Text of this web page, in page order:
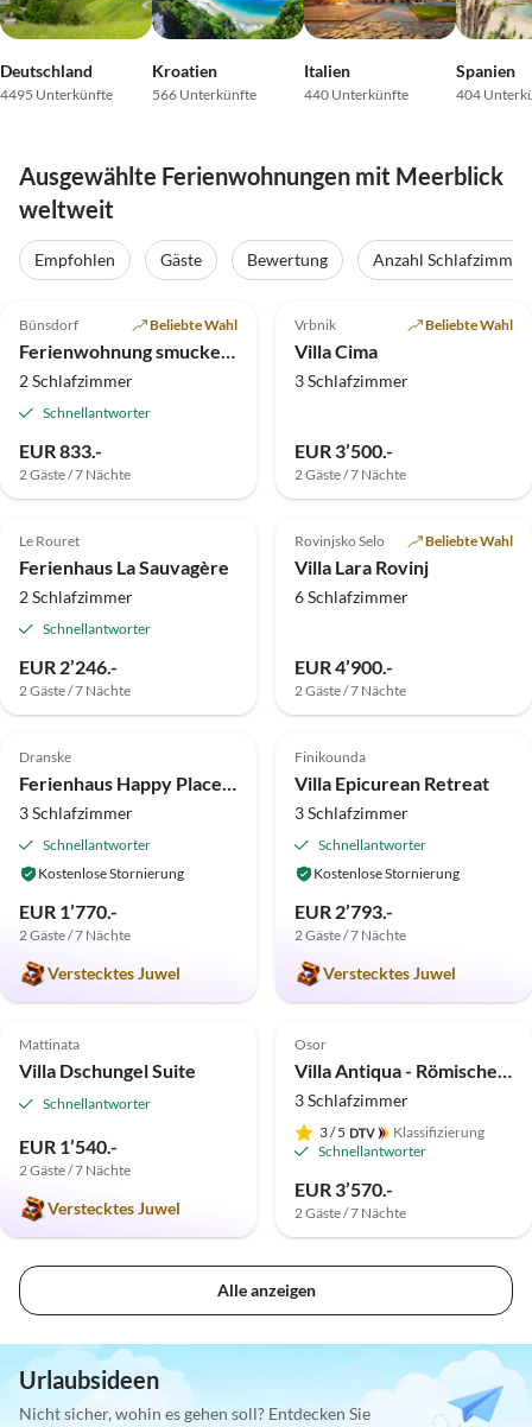
Deutschland
4495 Unterkünfte
Kroatien
566 Unterkünfte
Italien
440 Unterkünfte
Spanien
404
Ausgewählte Ferienwohnungen mit Meerblick
weltweit
Empfohlen Gäste Bewertung Anzahl Schlafzimmer
Top-Inserat
Bünsdorf Beliebte Wahl
Ferienwohnung smuckes to Huus
2 Schlafzimmer
Schnellantworter
EUR 833.-
2 Gäste / 7 Nächte
Top-Inserat
Vrbnik Beliebte Wahl
Villa Cima
3 Schlafzimmer
EUR 3’500.-
2 Gäste / 7 Nächte
Top-Inserat
5.0 (8)
Le Rouret
Ferienhaus La Sauvagère
2 Schlafzimmer
Schnellantworter
EUR 2’246.-
2 Gäste / 7 Nächte
Top-Inserat
5.0 (6)
Rovinjsko Selo Beliebte Wahl
Villa Lara Rovinj
6 Schlafzimmer
EUR 4’900.-
2 Gäste / 7 Nächte
Top-Inserat
4.9 (5)
Dranske
Ferienhaus Happy Place Rügen
3 Schlafzimmer
Schnellantworter
Kostenlose Stornierung
EUR 1’770.-
2 Gäste / 7 Nächte
Verstecktes Juwel
Top-Inserat
5.0 (4)
Finikounda
Villa Epicurean Retreat
3 Schlafzimmer
Schnellantworter
Kostenlose Stornierung
EUR 2’793.-
2 Gäste / 7 Nächte
Verstecktes Juwel
Top-Inserat
5.0 (1)
Mattinata
Villa Dschungel Suite
Schnellantworter
EUR 1’540.-
2 Gäste / 7 Nächte
Verstecktes Juwel
Top-Inserat
Osor
Villa Antiqua - Römisches & Venezianisches Erbe
3 Schlafzimmer
3/ 5
Klassifizierung
Schnellantworter
EUR 3’570.-
2 Gäste / 7 Nächte
Alle anzeigen
Urlaubsideen
Nicht sicher, wohin es gehen soll? Entdecken Sie